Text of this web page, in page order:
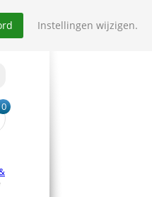
0
Instellingen wijzigen.